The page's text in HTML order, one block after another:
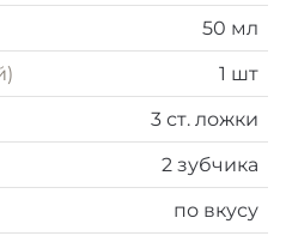
50 мл
1 шт
3 ст. ложки
2 зубчика
по вкусу